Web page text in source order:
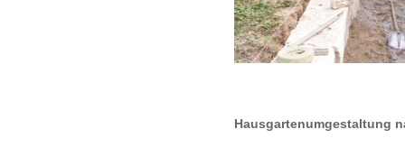
Hausgartenumgestaltung